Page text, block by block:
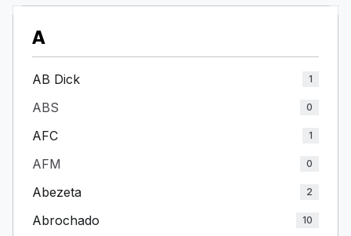
A
AB Dick 1
ABS 0
AFC 1
AFM 0
Abezeta 2
Abrochado 10